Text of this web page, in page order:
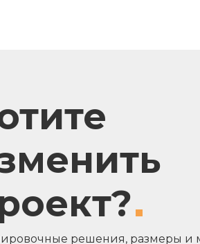
решения, размеры и